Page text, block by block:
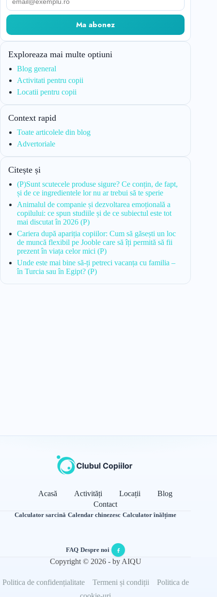
Ma abonez
Exploreaza mai multe optiuni
Blog general
Activitati pentru copii
Locatii pentru copii
Context rapid
Toate articolele din blog
Advertoriale
Citește și
(P)Sunt scutecele produse sigure? Ce conțin, de fapt,
și de ce ingredientele lor nu ar trebui să te sperie
Animalul de companie și dezvoltarea emoțională a
copilului: ce spun studiile și de ce subiectul este tot
mai discutat în 2026 (P)
Cariera după apariția copiilor: Cum să găsești un loc
de muncă flexibil pe Jooble care să îți permită să fii
prezent în viața celor mici (P)
Unde este mai bine să-ți petreci vacanța cu familia –
în Turcia sau în Egipt? (P)
Acasă Activități Locații
Blog
Contact
Calculator sarcină·Calendar chinezesc·Calculator înălțime
FAQ·Despre noi·
Copyright © 2026 - by AIQU
Politica de confidențialitate Termeni și condiții
Politica de